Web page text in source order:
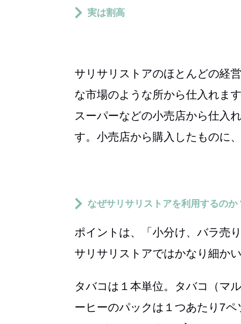
実は割高
サリサリストアのほとんどの経
な市場のような所から仕入れます
スーパーなどの小売店から仕入
す。小売店から購入したものに
なぜサリサリストアを利用するのか
ポイントは、「小分け、バラ売り
サリサリストアではかなり細か
タバコは１本単位。タバコ（マ
ーヒーのパックは１つあたり7ペ